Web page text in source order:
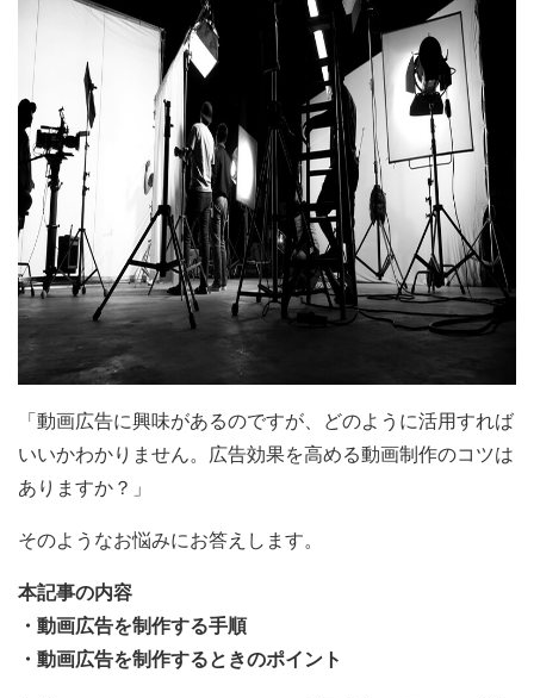
「動画広告に興味があるのですが、どのように活用すれば
いいかわかりません。広告効果を高める動画制作のコツは
ありますか？」
そのようなお悩みにお答えします。
本記事の内容
・動画広告を制作する手順
・動画広告を制作するときのポイント